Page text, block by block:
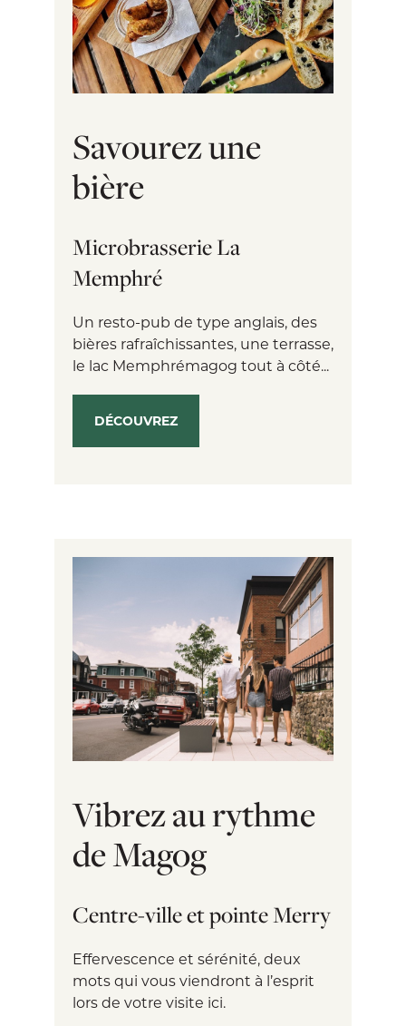
Savourez une
bière
Microbrasserie La
Memphré
Un resto-pub de type anglais, des
bières rafraîchissantes, une terrasse,
le lac Memphrémagog tout à côté...
DÉCOUVREZ
Vibrez au rythme
de Magog
Centre-ville et pointe Merry
Effervescence et sérénité, deux
mots qui vous viendront à l’esprit
lors de votre visite ici.